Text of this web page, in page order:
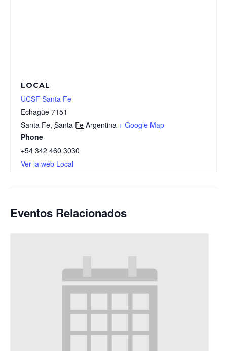
LOCAL
UCSF Santa Fe
Echagüe 7151
Santa Fe, Santa Fe Argentina + Google Map
Phone
+54 342 460 3030
Ver la web Local
Eventos Relacionados